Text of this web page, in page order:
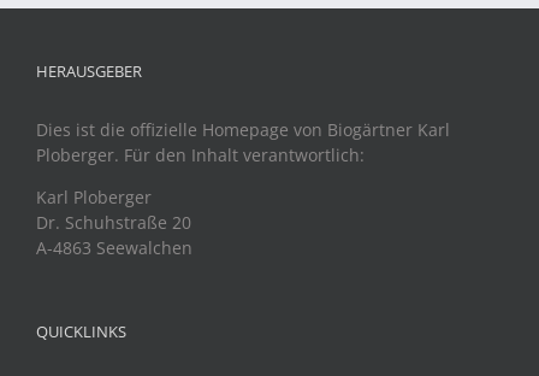
HERAUSGEBER
Dies ist die offizielle Homepage von Biogärtner Karl
Ploberger. Für den Inhalt verantwortlich:
Karl Ploberger
Dr. Schuhstraße 20
A-4863 Seewalchen
QUICKLINKS